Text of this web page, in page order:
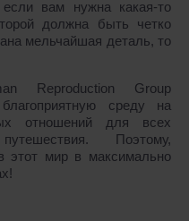
вам нужна какая-то
должна быть четко
мельчайшая деталь, то
Reproduction Group
среду на
отношений для всех
Поэтому,
этот мир в максимально